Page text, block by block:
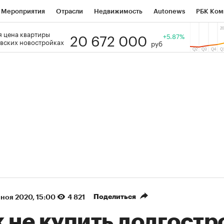
Мероприятия Отрасли Недвижимость Autonews РБК
РБК Образование Тренды
цена квартиры
новостройках
20 672 000 руб
+5.87%
ноя 2020, 15:00 4 821 Поделиться